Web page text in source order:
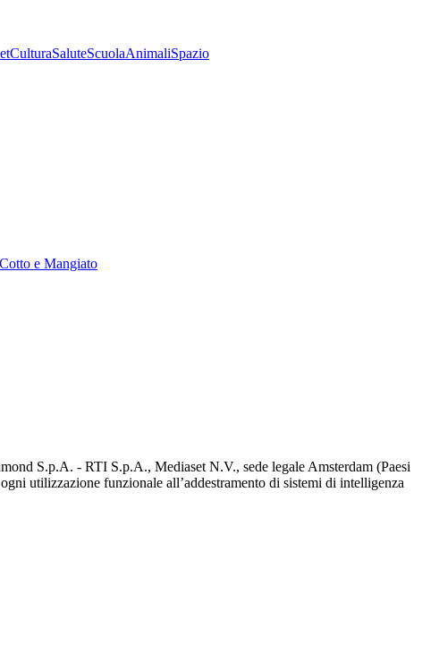
CulturaSaluteScuolaAnimaliSpazio
Cotto e Mangiato
S.p.A. - RTI S.p.A., Mediaset N.V., sede legale Amsterdam (Paesi
utilizzazione funzionale all’addestramento di sistemi di intelligenza